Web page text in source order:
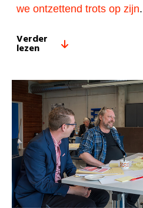
we ontzettend trots op zijn.
Verder
lezen